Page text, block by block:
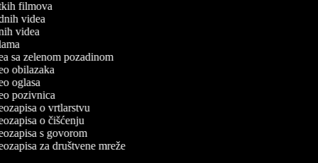
filmova
videa
videa
sa zelenom pozadinom
obilazaka
oglasa
pozivnica
o vrtlarstvu
o čišćenju
s govorom
za društvene mreže